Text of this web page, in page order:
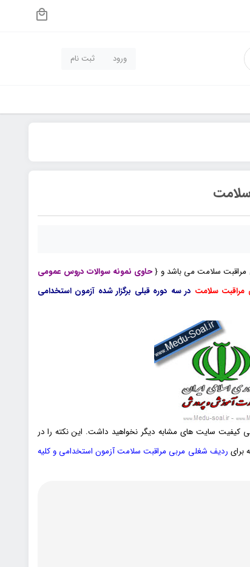
ورود ثبت نام
مراقبت سلامت می باشد و {حاوی نمونه سوالات دروس عمومی
مراقبت سلامت در سه دوره قبلی برگزار شده آزمون استخدامی
کیفیت سایت های مشابه دیگر نخواهید داشت. این نکته را در
برای ردیف شغلی مربی مراقبت سلامت آزمون استخدامی و کلیه